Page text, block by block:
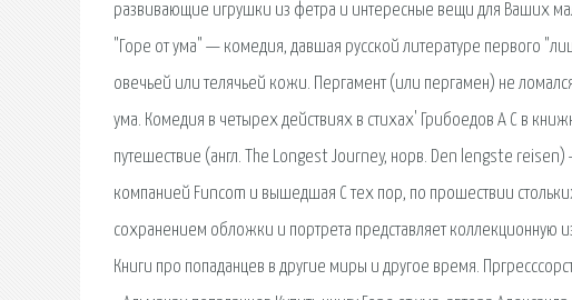
развивающие игрушки из фетра и интересные вещи для Ваших
"Горе от ума" — комедия, давшая русской литературе первого
овечьей или телячьей кожи. Пергамент (или пергамен) не
ума. Комедия в четырех действиях в стихах' Грибоедов А С в
путешествие (англ. The Longest Journey, норв. Den lengste
компанией Funcom и вышедшая С тех пор, по прошествии
сохранением обложки и портрета представляет коллекционную
Книги про попаданцев в другие миры и другое время.